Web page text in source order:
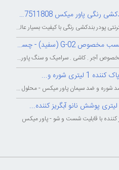
پودر بندکشی رنگی پاور میکس 09127511808
خرید اینترنتی پودر بندکشی رنگی با کیفیت بسیار عالی - شرکت بزرگ پاور میکس...
خرید چسب مخصوص G-02 (سفید) - چسب...
چسب مخصوص آجر . کاشی . سرامیک و سنگ پاور میکس - چسب پودری پاورمیکس - چسب...
1 لیتری شوره و...
محلول ضد شوره و ضد سیمان پاور میکس - محلول پاک کننده و شوینده شوره و سیمان...
کننده با قابلیت شست و شو - پاور میکس